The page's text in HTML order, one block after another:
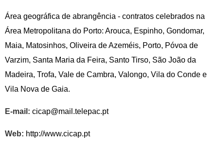
Área geográfica de abrangência - contratos celebrados na
Área Metropolitana do Porto: Arouca, Espinho, Gondomar,
Maia, Matosinhos, Oliveira de Azeméis, Porto, Póvoa de
Varzim, Santa Maria da Feira, Santo Tirso, São João da
Madeira, Trofa, Vale de Cambra, Valongo, Vila do Conde e
Vila Nova de Gaia.
E-mail: cicap@mail.telepac.pt
Web: http://www.cicap.pt